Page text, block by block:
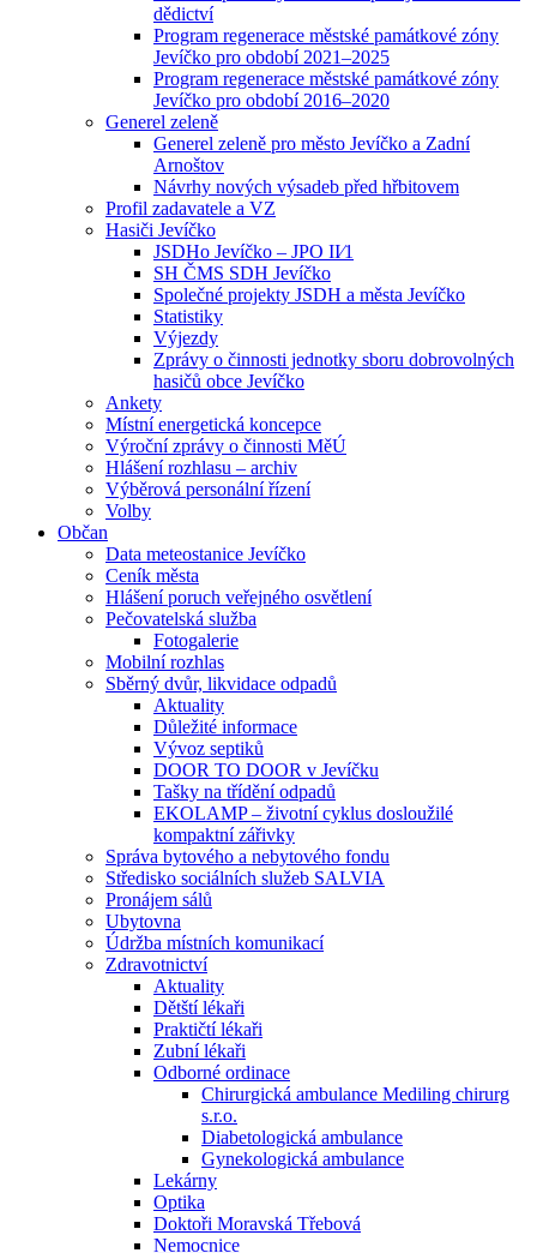
dědictví
Program regenerace městské památkové zóny
Jevíčko pro období 2021–2025
Program regenerace městské památkové zóny
Jevíčko pro období 2016–2020
Generel zeleně
Generel zeleně pro město Jevíčko a Zadní
Arnoštov
Návrhy nových výsadeb před hřbitovem
Profil zadavatele a VZ
Hasiči Jevíčko
JSDHo Jevíčko – JPO II⁄1
SH ČMS SDH Jevíčko
Společné projekty JSDH a města Jevíčko
Statistiky
Výjezdy
Zprávy o činnosti jednotky sboru dobrovolných
hasičů obce Jevíčko
Ankety
Místní energetická koncepce
Výroční zprávy o činnosti MěÚ
Hlášení rozhlasu – archiv
Výběrová personální řízení
Volby
Občan
Data meteostanice Jevíčko
Ceník města
Hlášení poruch veřejného osvětlení
Pečovatelská služba
Fotogalerie
Mobilní rozhlas
Sběrný dvůr, likvidace odpadů
Aktuality
Důležité informace
Vývoz septiků
DOOR TO DOOR v Jevíčku
Tašky na třídění odpadů
EKOLAMP – životní cyklus dosloužilé
kompaktní zářivky
Správa bytového a nebytového fondu
Středisko sociálních služeb SALVIA
Pronájem sálů
Ubytovna
Údržba místních komunikací
Zdravotnictví
Aktuality
Dětští lékaři
Praktičtí lékaři
Zubní lékaři
Odborné ordinace
Chirurgická ambulance Mediling chirurg
s.r.o.
Diabetologická ambulance
Gynekologická ambulance
Lekárny
Optika
Doktoři Moravská Třebová
Nemocnice